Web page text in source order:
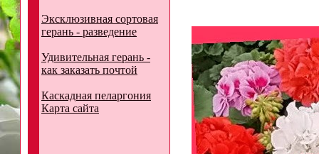
Эксклюзивная сортовая
герань - разведение
Удивительная герань -
как заказать почтой
Каскадная пеларгония
Карта сайта